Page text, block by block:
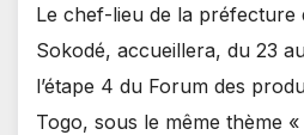
Le chef-lieu de la préfecture
Sokodé, accueillera, du 23
l’étape 4 du Forum des
Togo, sous le même thème